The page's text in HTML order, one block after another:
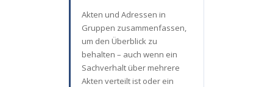
Akten und Adressen in
Gruppen zusammenfassen,
um den Überblick zu
behalten – auch wenn ein
Sachverhalt über mehrere
Akten verteilt ist oder ein